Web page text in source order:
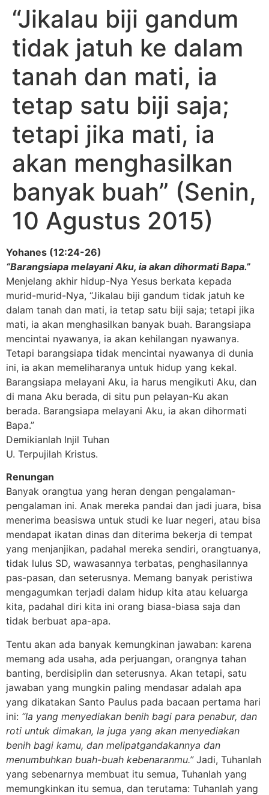
“Jikalau biji gandum
tidak jatuh ke dalam
tanah dan mati, ia
tetap satu biji saja;
tetapi jika mati, ia
akan menghasilkan
banyak buah” (Senin,
10 Agustus 2015)
Yohanes (12:24-26)
“Barangsiapa melayani Aku, ia akan dihormati Bapa.”
Menjelang akhir hidup-Nya Yesus berkata kepada
murid-murid-Nya, “Jikalau biji gandum tidak jatuh ke
dalam tanah dan mati, ia tetap satu biji saja; tetapi jika
mati, ia akan menghasilkan banyak buah. Barangsiapa
mencintai nyawanya, ia akan kehilangan nyawanya.
Tetapi barangsiapa tidak mencintai nyawanya di dunia
ini, ia akan memeliharanya untuk hidup yang kekal.
Barangsiapa melayani Aku, ia harus mengikuti Aku, dan
di mana Aku berada, di situ pun pelayan-Ku akan
berada. Barangsiapa melayani Aku, ia akan dihormati
Bapa.”
Demikianlah Injil Tuhan
U. Terpujilah Kristus.
Renungan
Banyak orangtua yang heran dengan pengalaman-
pengalaman ini. Anak mereka pandai dan jadi juara, bisa
menerima beasiswa untuk studi ke luar negeri, atau bisa
mendapat ikatan dinas dan diterima bekerja di tempat
yang menjanjikan, padahal mereka sendiri, orangtuanya,
tidak lulus SD, wawasannya terbatas, penghasilannya
pas-pasan, dan seterusnya. Memang banyak peristiwa
mengagumkan terjadi dalam hidup kita atau keluarga
kita, padahal diri kita ini orang biasa-biasa saja dan
tidak berbuat apa-apa.
Tentu akan ada banyak kemungkinan jawaban: karena
memang ada usaha, ada perjuangan, orangnya tahan
banting, berdisiplin dan seterusnya. Akan tetapi, satu
jawaban yang mungkin paling mendasar adalah apa
yang dikatakan Santo Paulus pada bacaan pertama hari
ini: “Ia yang menyediakan benih bagi para penabur, dan
roti untuk dimakan, Ia juga yang akan menyediakan
benih bagi kamu, dan melipatgandakannya dan
menumbuhkan buah-buah kebenaranmu.” Jadi, Tuhanlah
yang sebenarnya membuat itu semua, Tuhanlah yang
memungkinkan itu semua, dan terutama: Tuhanlah yang